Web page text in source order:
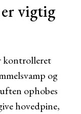
vigtig
kontrolleret
og
ophobes
hovedpine,